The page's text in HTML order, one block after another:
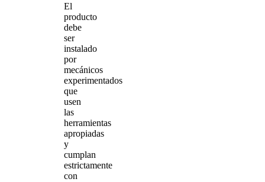
El
producto
debe
ser
instalado
por
mecánicos
experimentados
que
usen
las
herramientas
apropiadas
y
cumplan
estrictamente
con